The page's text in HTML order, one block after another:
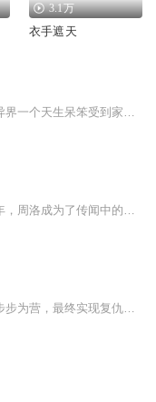
3.1万
衣手遮天